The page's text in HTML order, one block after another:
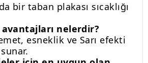
bir taban plakası sıcaklığı
nelerdir?
esneklik ve Sarı efekti